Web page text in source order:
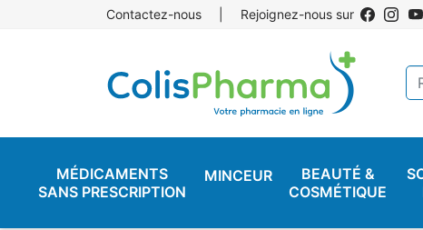
Contactez-nous Rejoignez-nous sur
MÉDICAMENTS
SANS PRESCRIPTION
MINCEUR
BEAUTÉ &
COSMÉTIQUE